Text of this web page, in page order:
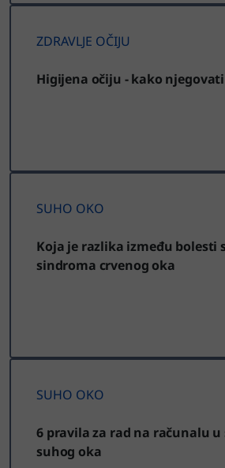
ZDRAVLJE OČIJU
Higijena očiju - kako
SUHO OKO
Koja je razlika između bolesti
sindroma crvenog oka
SUHO OKO
6 pravila za rad na računalu
suhog oka